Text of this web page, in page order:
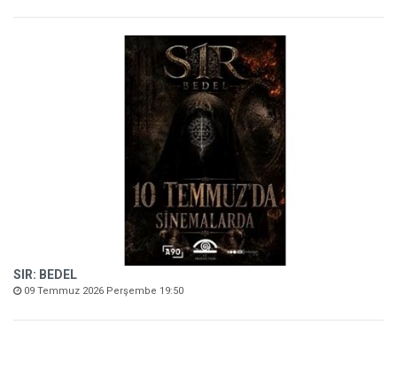
SIR: BEDEL
09 Temmuz 2026 Perşembe 19:50